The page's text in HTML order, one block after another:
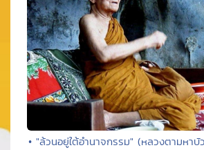
• "ล้วนอยู่ใต้อำนาจกรรม" (หลวงตามหา